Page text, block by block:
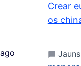
Crear
os